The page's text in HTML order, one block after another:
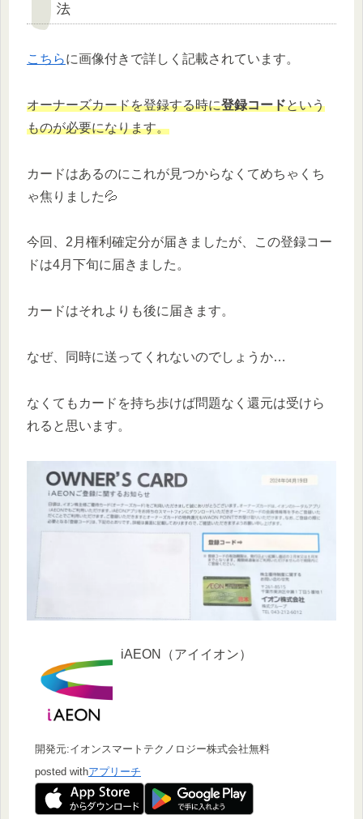
法
こちらに画像付きで詳しく記載されています。
オーナーズカードを登録する時に登録コードという
ものが必要になります。
カードはあるのにこれが見つからなくてめちゃくち
ゃ焦りました💦
今回、2月権利確定分が届きましたが、この登録コー
ドは4月下旬に届きました。
カードはそれよりも後に届きます。
なぜ、同時に送ってくれないのでしょうか…
なくてもカードを持ち歩けば問題なく還元は受けら
れると思います。
iAEON（アイイオン）
開発元:イオンスマートテクノロジー株式会社無料
posted withアプリーチ